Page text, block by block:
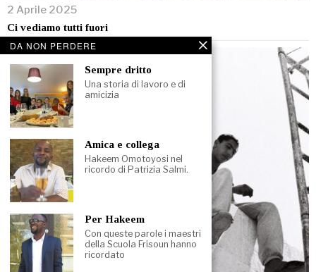
2 Aprile 2025
Ci vediamo tutti fuori
DA NON PERDERE
Sempre dritto
Una storia di lavoro e di
amicizia
Amica e collega
Hakeem Omotoyosi nel
ricordo di Patrizia Salmi.
Per Hakeem
Con queste parole i maestri
della Scuola Frisoun hanno
ricordato